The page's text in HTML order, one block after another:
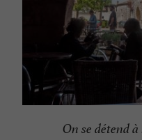
On se détend